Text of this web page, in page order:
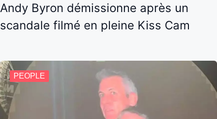
Andy Byron démissionne après un
scandale filmé en pleine Kiss Cam
PEOPLE